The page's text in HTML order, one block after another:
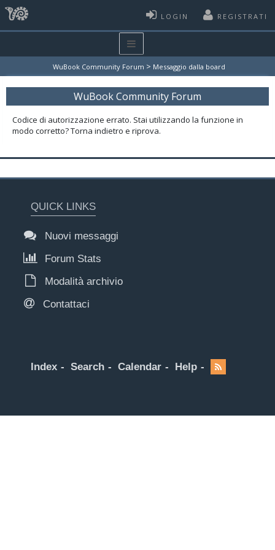
LOGIN REGISTRATI
WuBook Community Forum > Messaggio dalla board
WuBook Community Forum
Codice di autorizzazione errato. Stai utilizzando la funzione in
modo corretto? Torna indietro e riprova.
QUICK LINKS
Nuovi messaggi
Forum Stats
Modalità archivio
Contattaci
Index Search Calendar Help